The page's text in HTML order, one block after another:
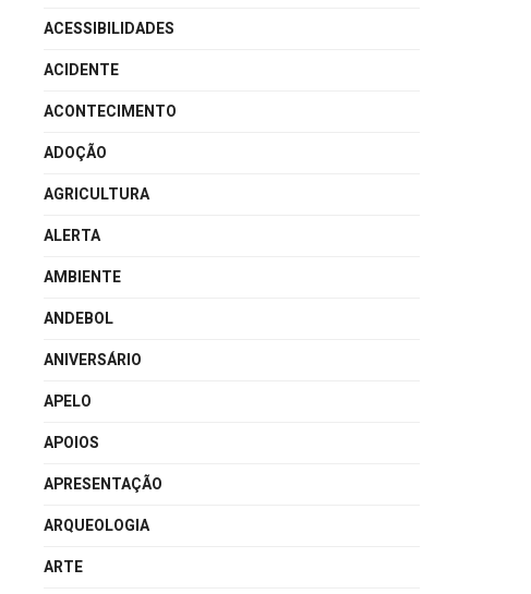
ACESSIBILIDADES
ACIDENTE
ACONTECIMENTO
ADOÇÃO
AGRICULTURA
ALERTA
AMBIENTE
ANDEBOL
ANIVERSÁRIO
APELO
APOIOS
APRESENTAÇÃO
ARQUEOLOGIA
ARTE